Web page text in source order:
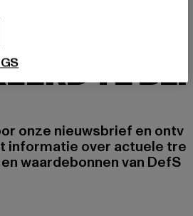
AAN OM G
TE BLI
onze nieuwsbrief en ontv
informatie over actuele tre
waardebonnen van DefS